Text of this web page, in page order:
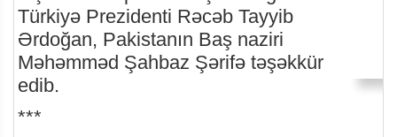
Türkiyə Prezidenti Rəcəb Tayyib
Ərdoğan, Pakistanın Baş naziri
Məhəmməd Şahbaz Şərifə təşəkkür
edib.
***